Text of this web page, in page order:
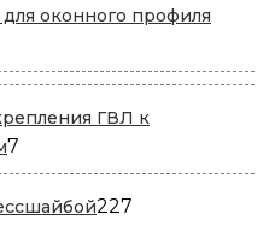
оконного профиля
ГВЛ к
7
товаров
227